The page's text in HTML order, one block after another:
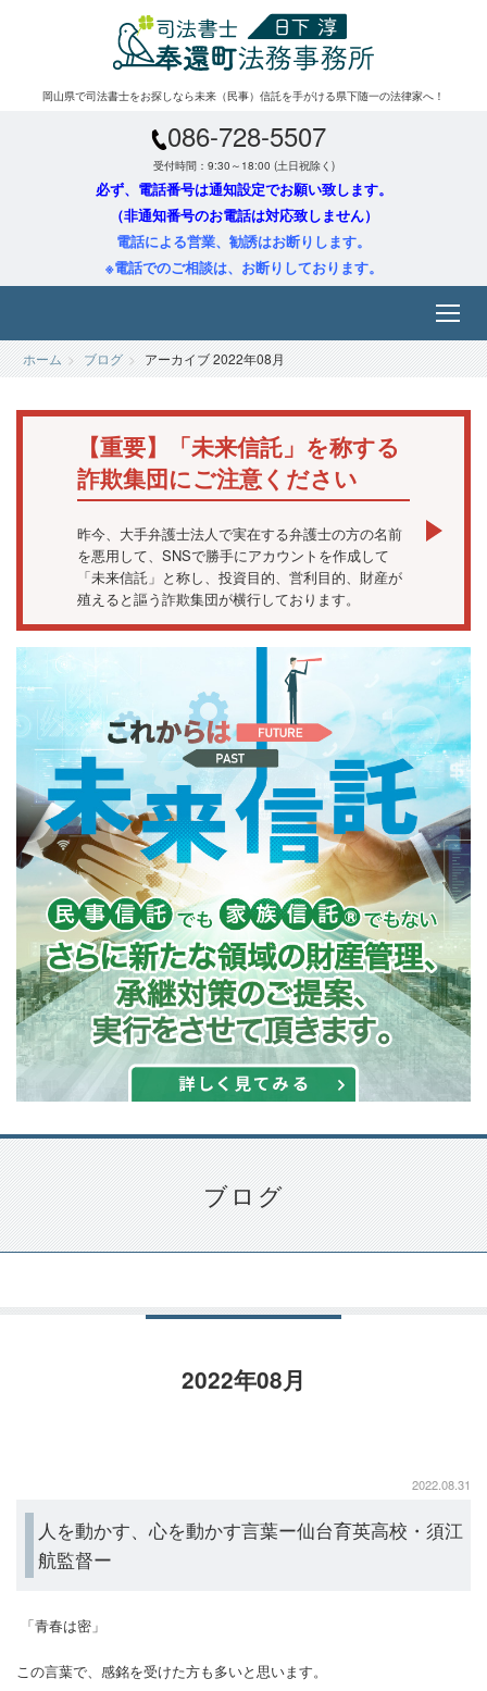
岡山県で司法書士をお探しなら未来（民事）信託を手がける県下随一の法律家へ！
086-728-5507
受付時間：9:30～18:00 (土日祝除く)
必ず、電話番号は通知設定でお願い致します。
（非通知番号のお電話は対応致しません）
電話による営業、勧誘はお断りします。
※電話でのご相談は、お断りしております。
ホーム ブログ アーカイブ 2022年08月
【重要】「未来信託」を称する
詐欺集団にご注意ください
昨今、大手弁護士法人で実在する弁護士の方の名前
を悪用して、SNSで勝手にアカウントを作成して
「未来信託」と称し、投資目的、営利目的、財産が
殖えると謳う詐欺集団が横行しております。
ブログ
2022年08月
2022.08.31
人を動かす、心を動かす言葉ー仙台育英高校・須江
航監督ー
「青春は密」
この言葉で、感銘を受けた方も多いと思います。